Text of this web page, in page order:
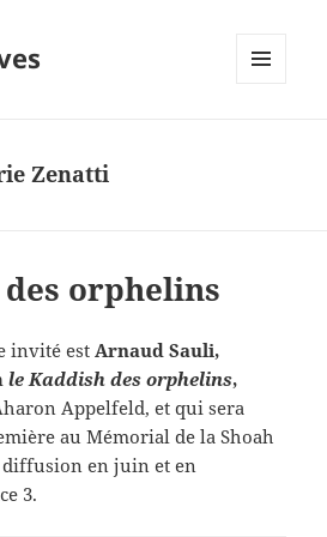
Zenatti
orphelins
invité est Arnaud Sauli,
le Kaddish des orphelins,
Appelfeld, et qui sera
au Mémorial de la Shoah
en juin et en
3.